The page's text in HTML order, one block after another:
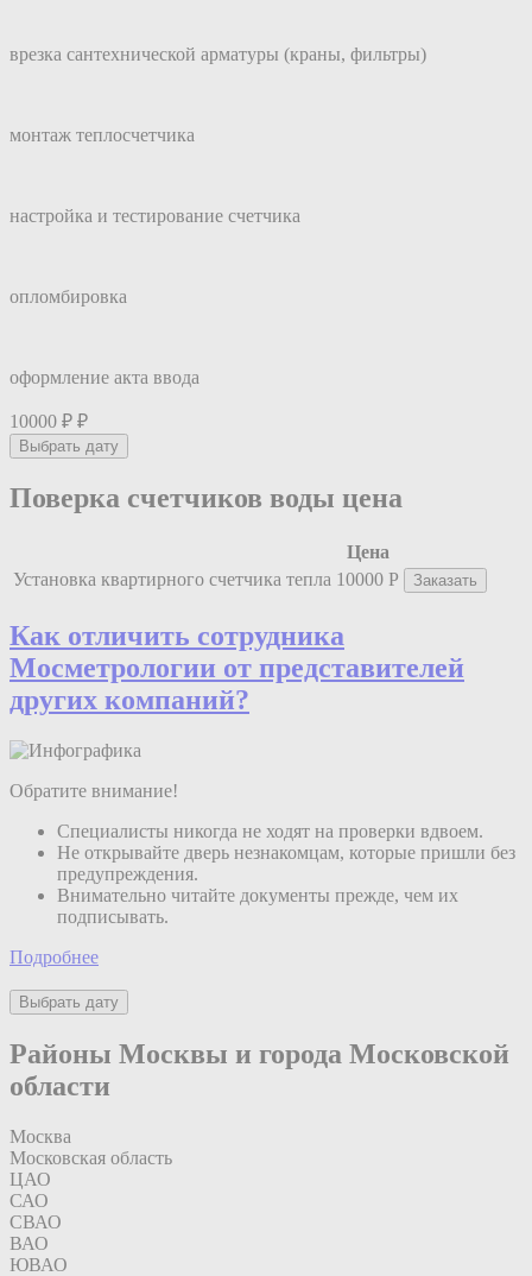
врезка сантехнической арматуры (краны, фильтры)
монтаж теплосчетчика
настройка и тестирование счетчика
опломбировка
оформление акта ввода
10000 ₽ ₽
Выбрать дату
Поверка счетчиков воды цена
Цена
Установка квартирного счетчика тепла 10000 Р Заказать
Как отличить сотрудника
Мосмeтрологии от представителей
других компаний?
Обратите внимание!
Специалисты никогда не ходят на проверки вдвоем.
Не открывайте дверь незнакомцам, которые пришли без
предупреждения.
Внимательно читайте документы прежде, чем их
подписывать.
Подробнее
Выбрать дату
Районы Москвы и города Московской
области
Москва
Московская область
ЦАО
САО
СВАО
ВАО
ЮВАО